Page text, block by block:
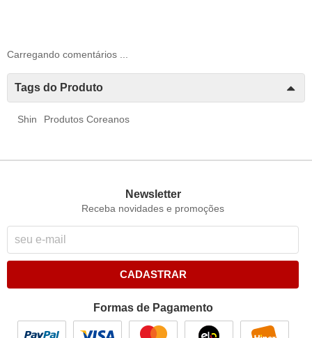
Carregando comentários ...
Tags do Produto
Shin Produtos Coreanos
Newsletter
Receba novidades e promoções
CADASTRAR
Formas de Pagamento